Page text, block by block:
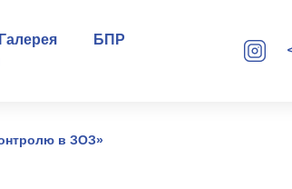
Галерея
БПР
в ЗОЗ»